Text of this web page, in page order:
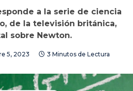
a la serie de ciencia
de la televisión británica,
sobre Newton.
5, 2023 3 Minutos de Lectura